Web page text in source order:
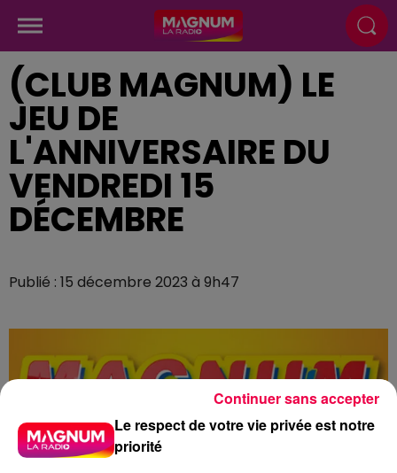
(CLUB MAGNUM) LE
JEU DE
L'ANNIVERSAIRE DU
VENDREDI 15
DÉCEMBRE
Publié : 15 décembre 2023 à 9h47
Le respect de votre vie privée est notre
priorité
Continuer sans accepter